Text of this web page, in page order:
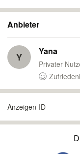
Anbieter
Y Yana
Privater
Anzeigen-ID